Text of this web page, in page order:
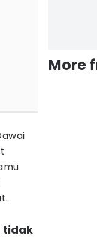
tidak
More